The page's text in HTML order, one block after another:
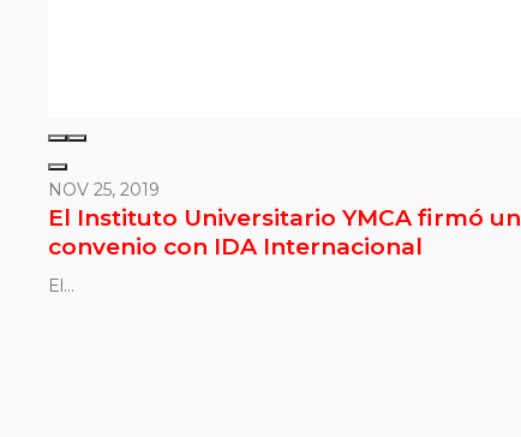
NOV 25, 2019
El Instituto Universitario YMCA firmó un
convenio con IDA Internacional
El...